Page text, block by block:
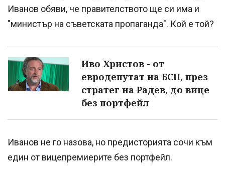
Иванов обяви, че правителството ще си има и
"министър на съветската пропаганда". Кой е той?
Иво Христов - от
евродепутат на БСП, през
стратег на Радев, до вице
без портфейл
Иванов не го назова, но предисторията сочи към
един от вицепремиерите без портфейл.